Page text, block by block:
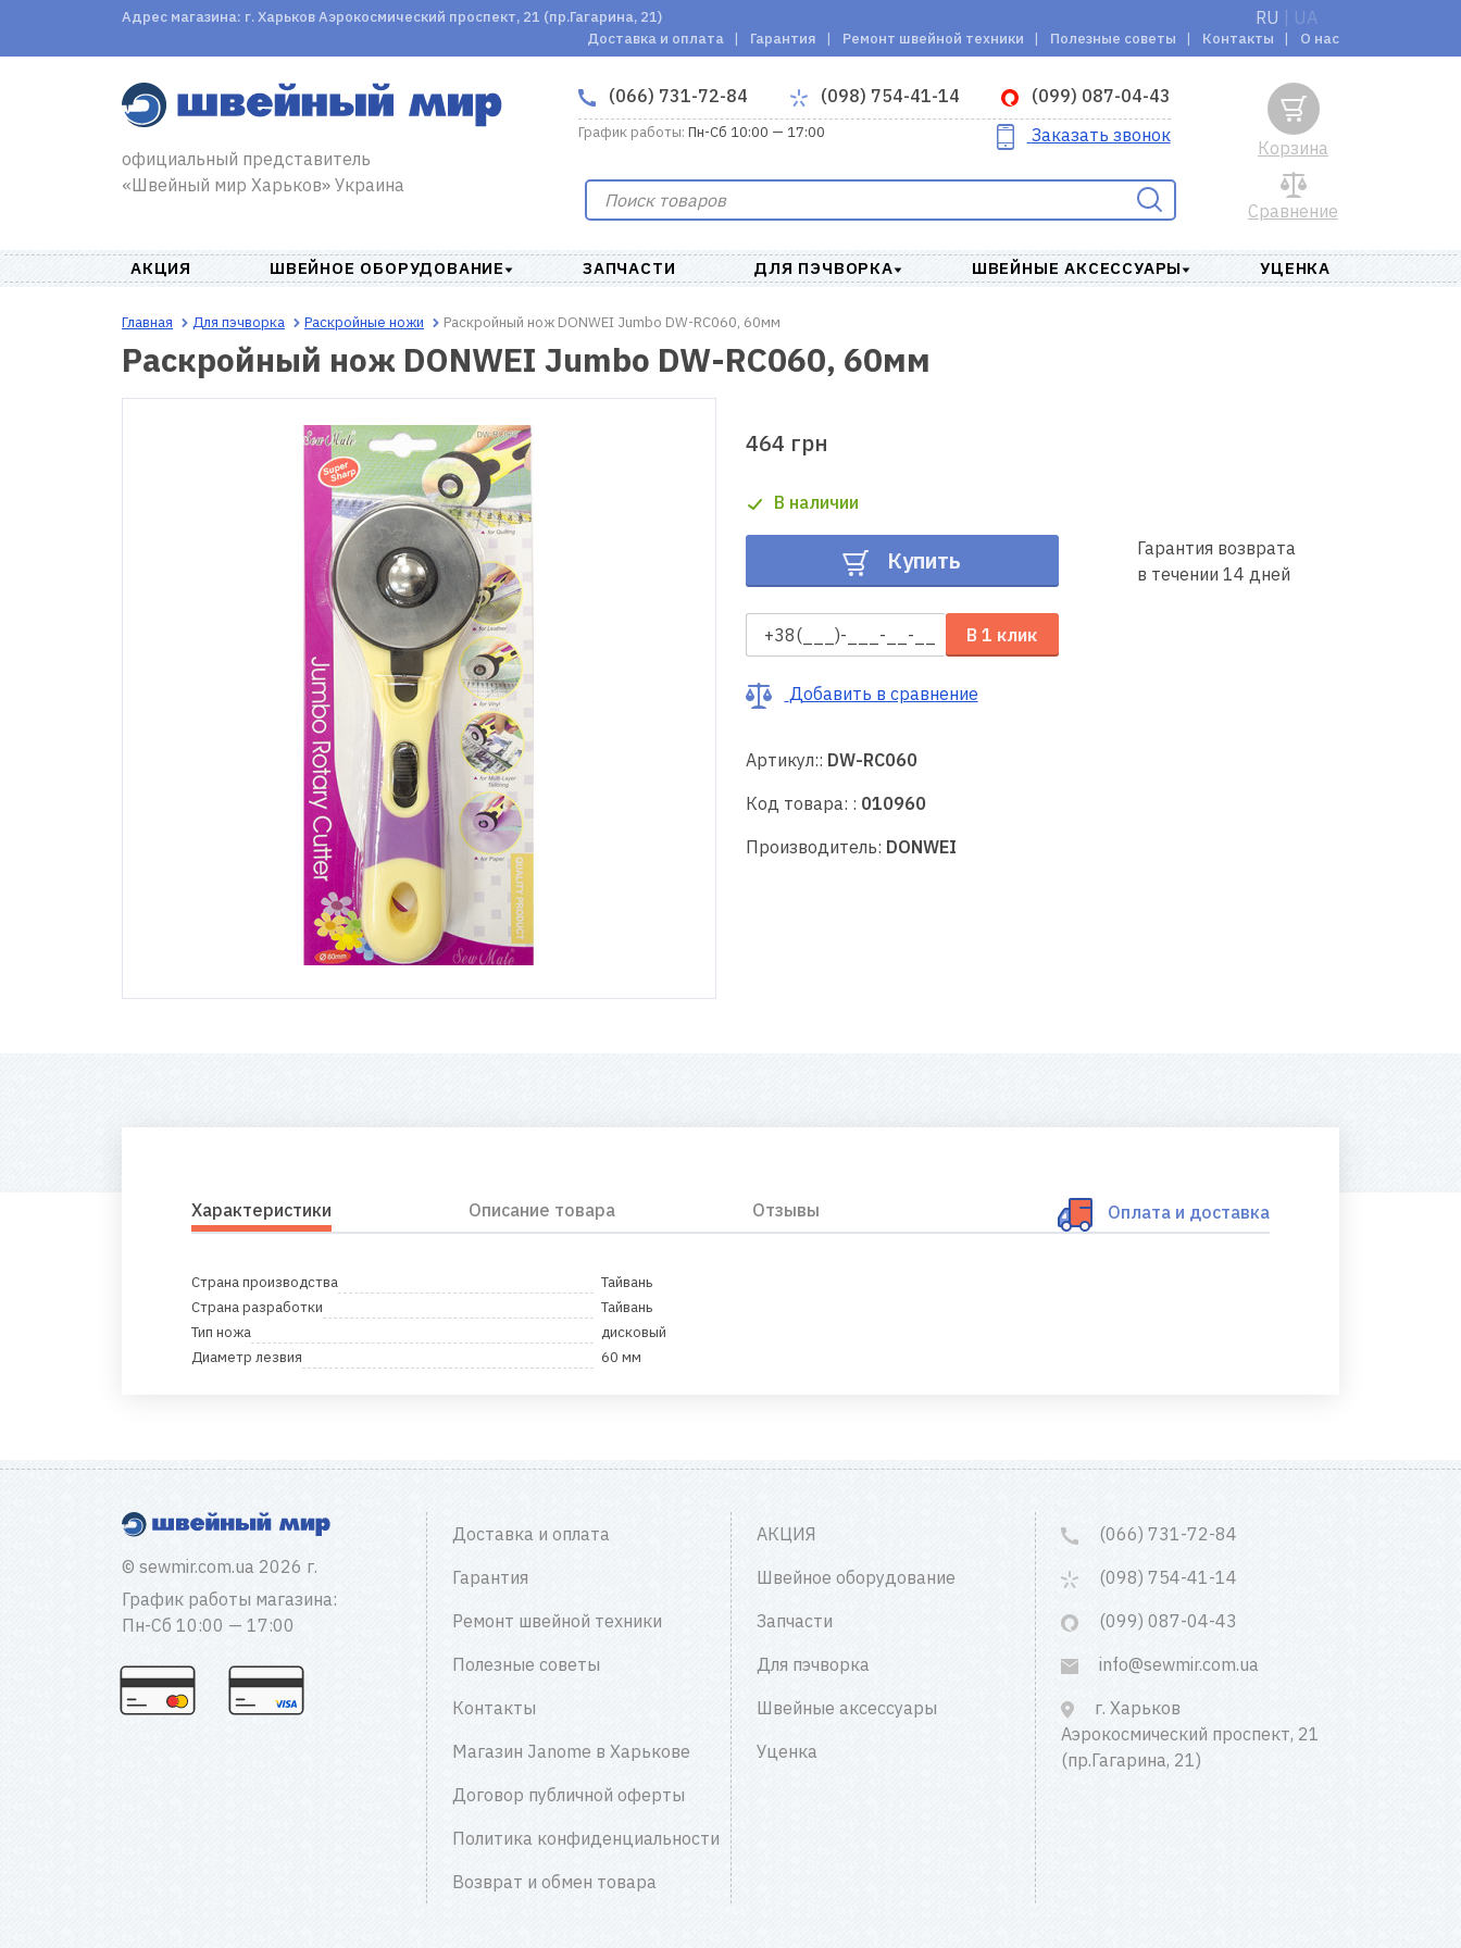
Адрес магазина: г. Харьков Аэрокосмический проспект, 21 (пр.Гагарина, 21) RU UA
Доставка и оплата Гарантия Ремонт швейной техники Полезные советы Контакты О нас
официальный представитель
«Швейный мир Харьков» Украина
(066) 731-72-84 (098) 754-41-14 (099) 087-04-43
График работы: Пн-Сб 10:00 — 17:00 Заказать звонок
Сравнение
Корзина
АКЦИЯ ШВЕЙНОЕ ОБОРУДОВАНИЕ ЗАПЧАСТИ ДЛЯ ПЭЧВОРКА ШВЕЙНЫЕ АКСЕССУАРЫ УЦЕНКА
Главная Для пэчворка Раскройные ножи Раскройный нож DONWEI Jumbo DW-RC060, 60мм
Раскройный нож DONWEI Jumbo DW-RC060, 60мм
464 грн
В наличии
Купить
В 1 клик
Гарантия возврата
в течении 14 дней
Добавить в сравнение
Артикул:: DW-RC060
Код товара: : 010960
Производитель: DONWEI
Характеристики Описание товара Отзывы Оплата и доставка
Страна производства
Тайвань
Страна разработки
Тайвань
Тип ножа
дисковый
Диаметр лезвия
60 мм
© sewmir.com.ua 2026 г.
График работы магазина:
Пн-Сб 10:00 — 17:00
Доставка и оплата
Гарантия
Ремонт швейной техники
Полезные советы
Контакты
Магазин Janome в Харькове
Договор публичной оферты
Политика конфиденциальности
Возврат и обмен товара
АКЦИЯ
Швейное оборудование
Запчасти
Для пэчворка
Швейные аксессуары
Уценка
(066) 731-72-84
(098) 754-41-14
(099) 087-04-43
info@sewmir.com.ua
г. Харьков
Аэрокосмический проспект, 21
(пр.Гагарина, 21)